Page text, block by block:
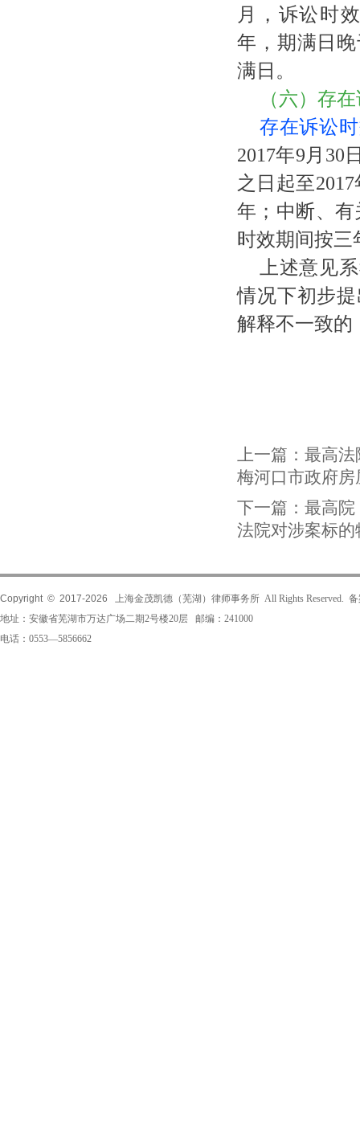
月，诉讼时
年，期满日
满日。
（六）存
存在诉讼
2017年9月30
之日起至
年；中断、有
时效期间按三
上述意见
情况下初步
解释不一致的
上一篇： 最高
梅河口市政府
下一篇： 最高院
法院对涉案标的
Copyright © 2017-2026
上海金茂凯德（芜湖）律师事务所 All Rights Reserved.
地址：安徽省芜湖市万达广场二期2号楼20层 邮编：241000
电话：0553—5856662